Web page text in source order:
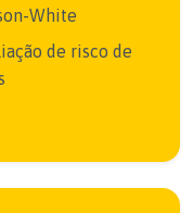
White
de risco de